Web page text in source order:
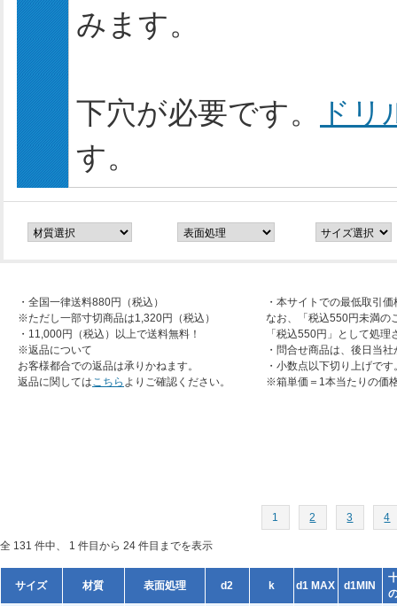
みます。
下穴が必要です。
ドリ
す。
・全国一律送料880円（税込）
※ただし一部寸切商品は1,320円（税込）
・11,000円（税込）以上で送料無料！
※返品について
お客様都合での返品は承りかねます。
返品に関してはこちら よりご確認ください。
・本サイトでの最低取引
なお、「税込550円未満の
「税込550円」として処
・問合せ商品は、後日当
・小数点以下切り上げです
※箱単価＝1本当たりの価
1 2 3 4
全 131 件中、 1 件目から 24 件目までを表示
サイズ 材質 表面処理 d2 k d1 MAX d1MIN